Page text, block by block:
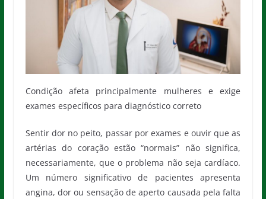
Condição afeta principalmente mulheres e exige
exames específicos para diagnóstico correto
Sentir dor no peito, passar por exames e ouvir que as
artérias do coração estão “normais” não significa,
necessariamente, que o problema não seja cardíaco.
Um número significativo de pacientes apresenta
angina, dor ou sensação de aperto causada pela falta